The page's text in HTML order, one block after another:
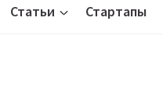
Статьи Стартапы